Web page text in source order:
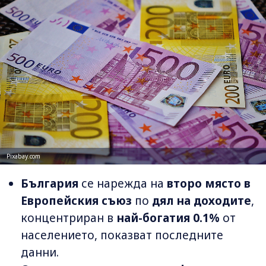
Pixabay.com
България се нарежда на второ място в
Европейския съюз по дял на доходите,
концентриран в най-богатия 0.1% от
населението, показват последните
данни.